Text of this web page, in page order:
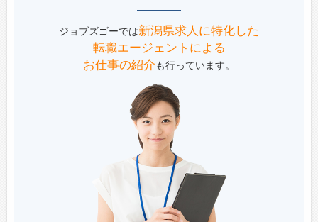
ジョブズゴーでは新潟県求人に特化した
転職エージェントによる
お仕事の紹介も行っています。